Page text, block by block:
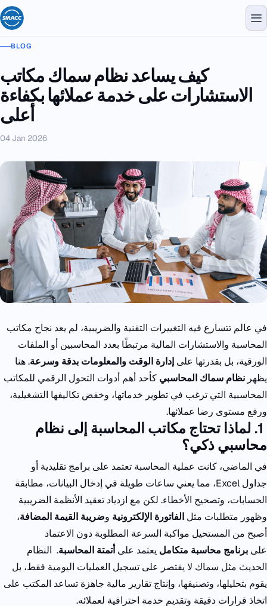
BLOG
كيف يساعد نظام سماك مكاتب
الاستشارات على خدمة عملائها بكفاءة
أعلى
04 Jan 2026
في عالم تتسارع فيه التغييرات التقنية والضريبية، لم يعد نجاح مكاتب
المحاسبة والاستشارات المالية مرتبطًا بعدد المحاسبين أو الملفات
الورقية، بل بقدرتها على إدارة الوقت والمعلومات بدقة وسرعة. هنا
يظهر نظام سماك المحاسبي كأحد أهم أدوات التحول الرقمي للمكاتب
المحاسبية التي ترغب في تطوير خدماتها، وخفض تكاليفها التشغيلية،
ورفع مستوى رضا عملائها.
لماذا تحتاج مكاتب المحاسبة إلى نظام
محاسبي ذكي؟
في الماضي، كانت عملية المحاسبة تعتمد على برامج تقليدية أو
جداول Excel، مما يعني ساعات طويلة في إدخال البيانات، مطابقة
الحسابات، وتصحيح الأخطاء. لكن مع ازدياد تعقيد الأنظمة الضريبية
وظهور متطلبات مثل الفاتورة الإلكترونية وضريبة القيمة المضافة،
أصبح من المستحيل مواكبة السرعة المطلوبة دون الاعتماد
على برنامج محاسبة متكامل يعتمد على أتمتة المحاسبة. النظام
الحديث مثل سماك لا يقتصر على تسجيل العمليات اليومية فقط، بل
يقوم بتحليلها، وتصنيفها، وإنتاج تقارير مالية جاهزة تساعد المكتب على
اتخاذ قرارات دقيقة وتقديم خدمة احترافية لعملائه.